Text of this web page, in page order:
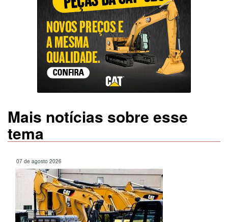
Mais notícias sobre esse
tema
07 de agosto 2026